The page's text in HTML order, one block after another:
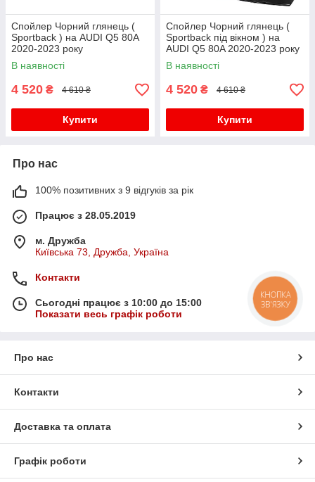
Спойлер Чорний глянець (
Sportback ) на AUDI Q5 80A
2020-2023 року
В наявності
4 520 ₴ 4 610 ₴
Купити
Спойлер Чорний глянець (
Sportback під вікном ) на
AUDI Q5 80A 2020-2023 року
В наявності
4 520 ₴ 4 610 ₴
Купити
Про нас
100% позитивних з 9 відгуків за рік
Працює з 28.05.2019
м. Дружба
Київська 73, Дружба, Україна
Контакти
Сьогодні працює з 10:00 до 15:00
Показати весь графік роботи
Про нас
Контакти
Доставка та оплата
Графік роботи
КНОПКА
ЗВ'ЯЗКУ